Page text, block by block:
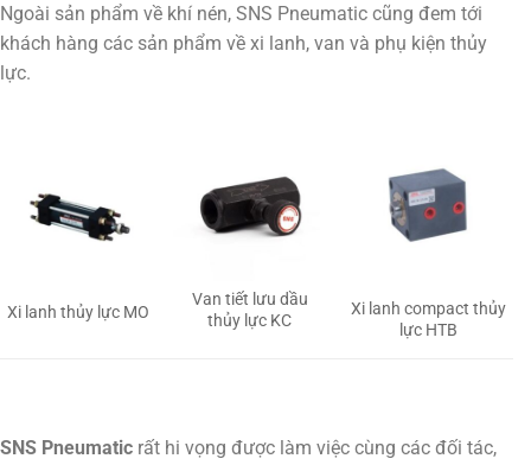
Ngoài sản phẩm về khí nén, SNS Pneumatic cũng đem tới
khách hàng các sản phẩm về xi lanh, van và phụ kiện thủy
lực.
Xi lanh thủy lực MO
Van tiết lưu dầu
thủy lực KC
Xi lanh compact thủy
lực HTB
SNS Pneumatic rất hi vọng được làm việc cùng các đối tác,